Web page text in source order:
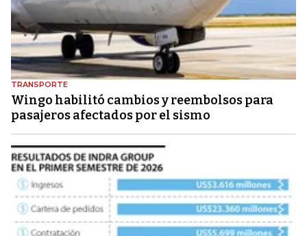
TRANSPORTE
Wingo habilitó cambios y reembolsos para
pasajeros afectados por el sismo